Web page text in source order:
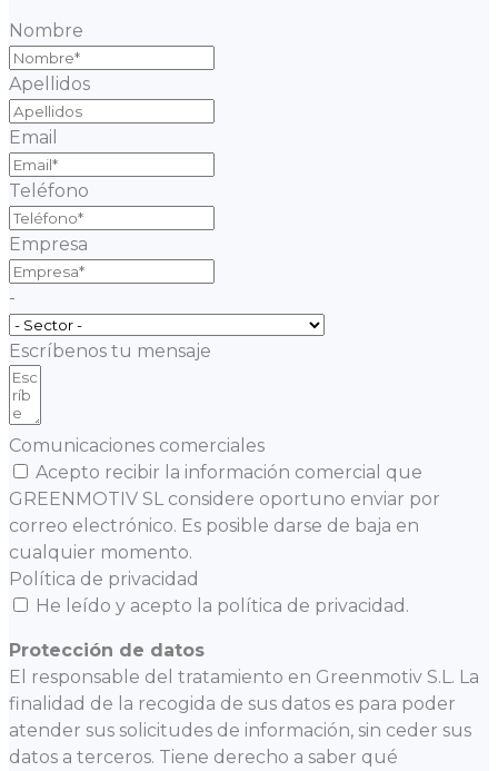
Nombre
Apellidos
Email
Teléfono
Empresa
-
Escríbenos tu mensaje
Comunicaciones comerciales
Acepto recibir la información comercial que
GREENMOTIV SL considere oportuno enviar por
correo electrónico. Es posible darse de baja en
cualquier momento.
Política de privacidad
He leído y acepto la política de privacidad.
Protección de datos
El responsable del tratamiento en Greenmotiv S.L. La
finalidad de la recogida de sus datos es para poder
atender sus solicitudes de información, sin ceder sus
datos a terceros. Tiene derecho a saber qué